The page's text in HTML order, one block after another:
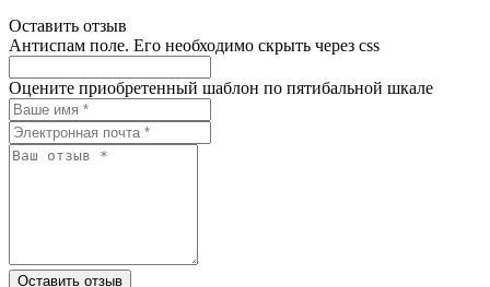
Оставить отзыв
Антиспам поле. Его необходимо скрыть через css
Оцените приобретенный шаблон по пятибальной шкале